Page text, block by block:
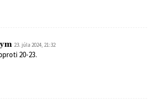
23. júla 2024, 21:32
20-23.